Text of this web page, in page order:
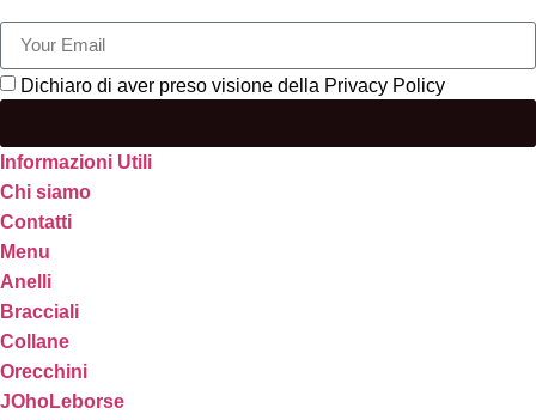
Dichiaro di aver preso visione della Privacy Policy
Informazioni Utili
Chi siamo
Contatti
Menu
Anelli
Bracciali
Collane
Orecchini
JOhoLeborse